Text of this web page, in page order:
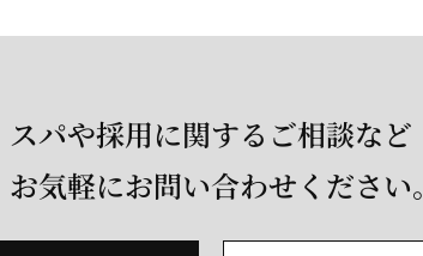
スパや採用に関するご相談など
お気軽にお問い合わせください。